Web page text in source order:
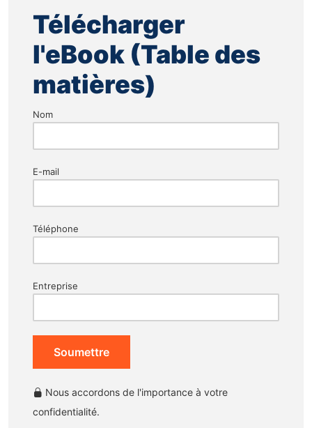
Télécharger
l'eBook (Table des
matières)
Nom
E-mail
Téléphone
Entreprise
Soumettre
Nous accordons de l'importance à votre
confidentialité.